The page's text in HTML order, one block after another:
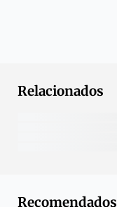
Relacionados
Recomendados